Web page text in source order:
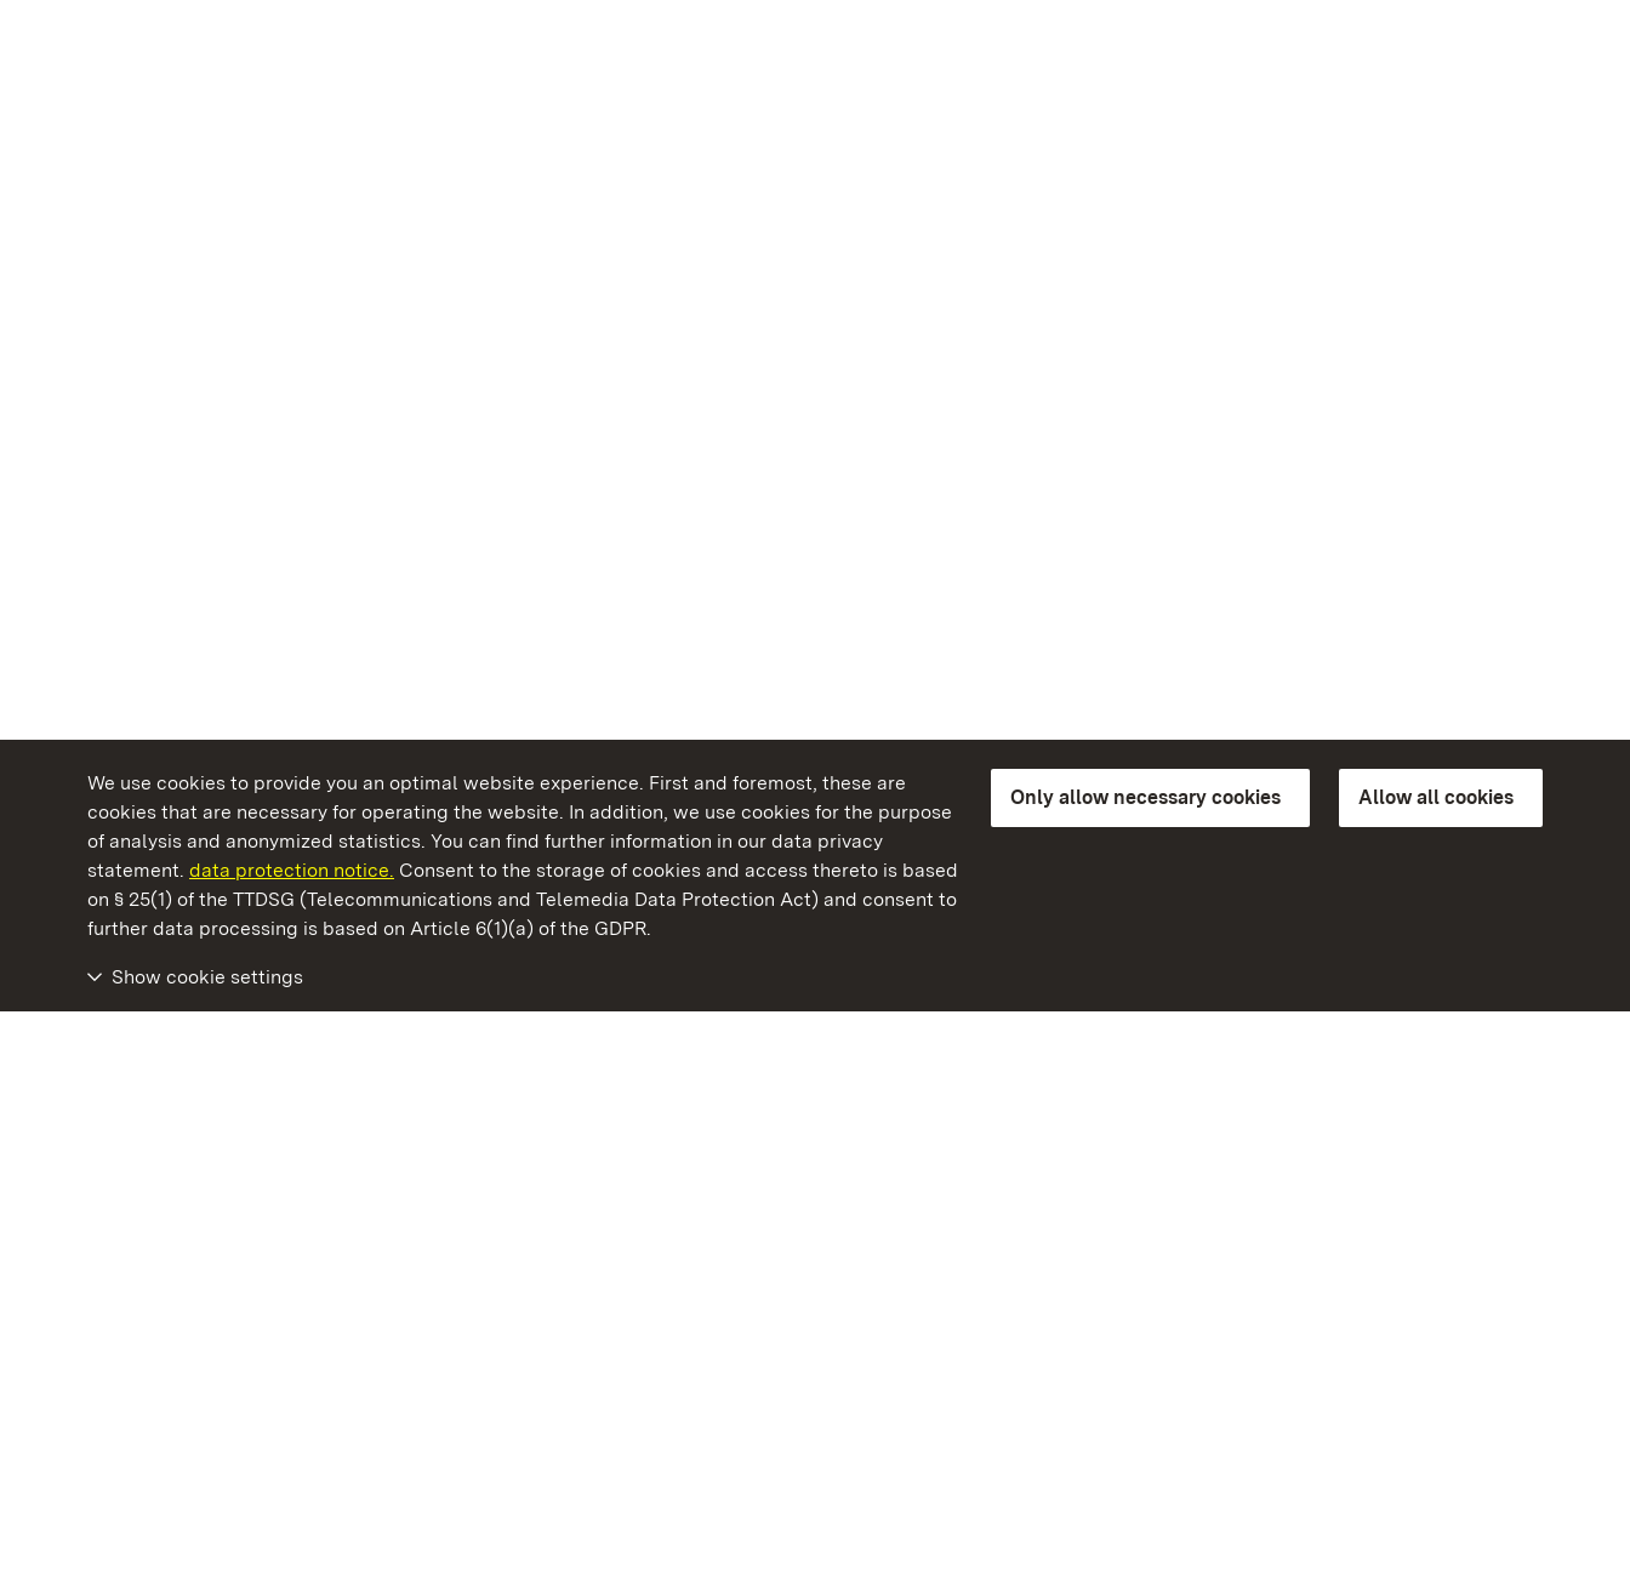
We use cookies to provide you an optimal website experience. First and foremost, these are
cookies that are necessary for operating the website. In addition, we use cookies for the purpose
of analysis and anonymized statistics. You can find further information in our data privacy
statement. data protection notice. Consent to the storage of cookies and access thereto is based
on § 25(1) of the TTDSG (Telecommunications and Telemedia Data Protection Act) and consent to
further data processing is based on Article 6(1)(a) of the GDPR.
Only allow necessary cookies Allow all cookies
Show cookie settings
State Palaces and Gardens of Baden-Wuerttemberg
Baden-Wuerttemberg